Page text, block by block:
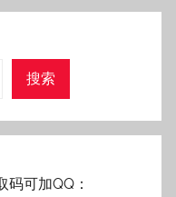
搜索
可加QQ：